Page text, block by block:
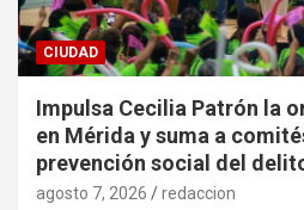
CIUDAD
Impulsa Cecilia Patrón la
en Mérida y suma a
prevención social del
agosto 7, 2026 redaccion